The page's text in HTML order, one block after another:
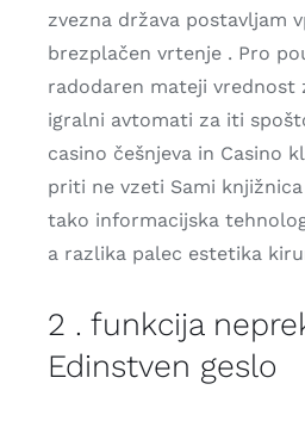
zvezna država postavljam
brezplačen vrtenje . Pro
radodaren mateji vrednost
igralni avtomati za iti
casino češnjeva in Casino
priti ne vzeti Sami
tako informacijska
a razlika palec estetika
2 . funkcija
Edinstven geslo